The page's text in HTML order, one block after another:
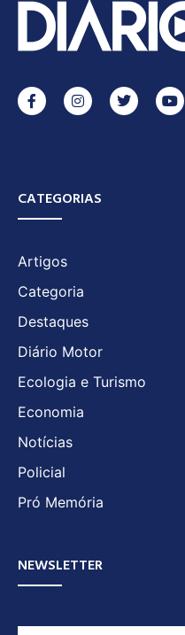
CATEGORIAS
Artigos
Categoria
Destaques
Diário Motor
Ecologia e Turismo
Economia
Notícias
Policial
Pró Memória
NEWSLETTER